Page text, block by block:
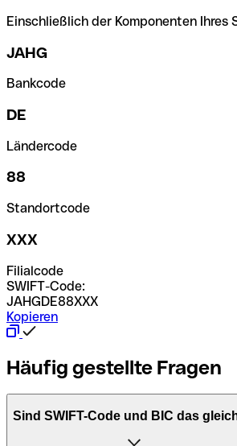
Einschließlich der Komponenten
JAHG
Bankcode
DE
Ländercode
88
Standortcode
XXX
Filialcode
SWIFT-Code:
JAHGDE88XXX
Kopieren
Häufig gestellte Fragen
Sind SWIFT-Code und BIC das